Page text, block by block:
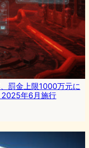
罰金上限1000万元に
2025年6月施行